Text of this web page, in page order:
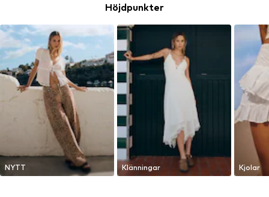
Höjdpunkter
NYTT Klänningar Kjolar